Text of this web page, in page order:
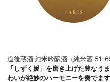
道後蔵酒 純米吟醸酒（純米酒 51-
「しずく媛」を磨き上げた豊なう
わいが絶妙のハーモニーを奏でま